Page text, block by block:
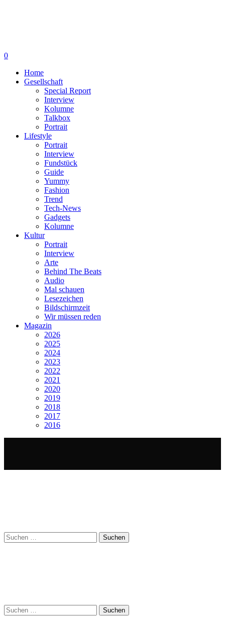
0
Home
Gesellschaft
Special Report
Interview
Kolumne
Talkbox
Portrait
Lifestyle
Portrait
Interview
Fundstück
Guide
Yummy
Fashion
Trend
Tech-News
Gadgets
Kolumne
Kultur
Portrait
Interview
Arte
Behind The Beats
Audio
Mal schauen
Lesezeichen
Bildschirmzeit
Wir müssen reden
Magazin
2026
2025
2024
2023
2022
2021
2020
2019
2018
2017
2016
Suchen
nach:
Suchen
nach: